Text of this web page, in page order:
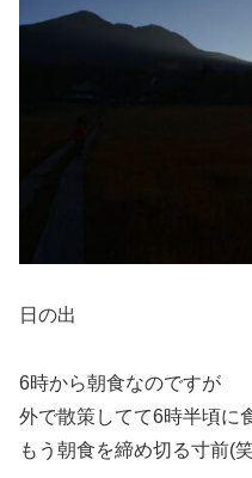
日の出
6時から朝食なのですが
外で散策してて6時半頃に
もう朝食を締め切る寸前(